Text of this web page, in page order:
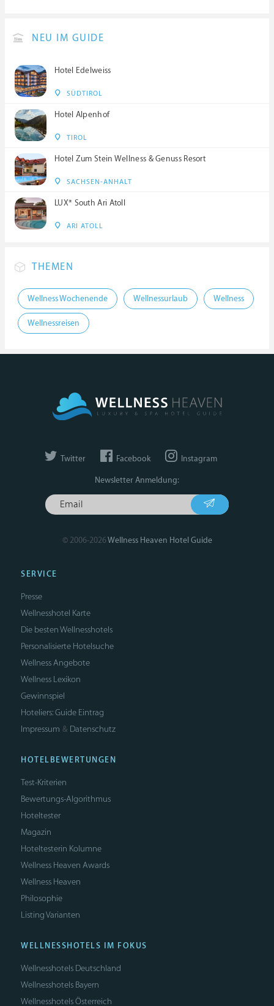
NEU IM GUIDE
Hotel Edelweiss
SÜDTIROL
Hotel Alpenhof
TIROL
Hotel Zum Stein Wellness & Genuss Resort
SACHSEN-ANHALT
LUX* South Ari Atoll
ARI ATOLL
THEMEN
Wellness Wochenende Wellnessurlaub Wellness
Wellnessreisen
Twitter Facebook Instagram
Newsletter Anmeldung:
© 2006-2026Wellness Heaven Hotel Guide
SERVICE
Presse
Wellnesshotel Karte
Die besten Wellnesshotels
Personalisierte Hotelsuche
Wellness Angebote
Wellness Lexikon
Gewinnspiel
Hoteliers: Guide Eintrag
Impressum & Datenschutz
HOTELBEWERTUNGEN
Test-Kriterien
Bewertungs-Algorithmus
Hoteltester
Magazin
Hoteltesterin Kolumne
Wellness Heaven Awards
Wellness Heaven
Philosophie
Listing Varianten
WELLNESSHOTELS IM FOKUS
Wellnesshotels Deutschland
Wellnesshotels Bayern
Wellnesshotels Österreich